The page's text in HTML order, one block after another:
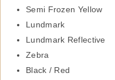
Semi Frozen Yellow
Lundmark
Lundmark Reflective
Zebra
Black / Red